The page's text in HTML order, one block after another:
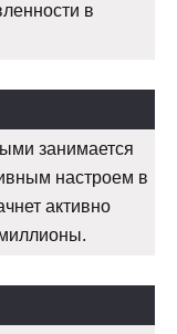
в
занимается
настроем в
активно